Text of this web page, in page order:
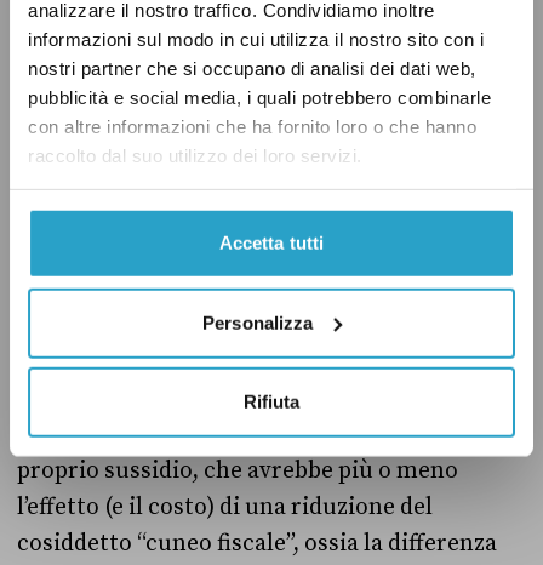
analizzare il nostro traffico. Condividiamo inoltre
informazioni sul modo in cui utilizza il nostro sito con i
nostri partner che si occupano di analisi dei dati web,
pubblicità e social media, i quali potrebbero combinarle
con altre informazioni che ha fornito loro o che hanno
raccolto dal suo utilizzo dei loro servizi.
Accetta tutti
Personalizza
Rifiuta
un «beneficio in favore dei datori di lavoro, per
un periodo di tempo definito e in misura
progressivamente decrescente, proporzionale
agli incrementi retributivi corrisposti ai
trattamento economico minimo orario
all’importo di 9 euro».
In pratica si sta parlando della creazione di un
fondo di compensazione per sostenere le
imprese e aiutarle a raggiungere i livelli del
salario minimo. Questo sarebbe un vero e
proprio sussidio, che avrebbe più o meno
l’effetto (e il costo) di una riduzione del
cosiddetto “cuneo fiscale”, ossia la differenza